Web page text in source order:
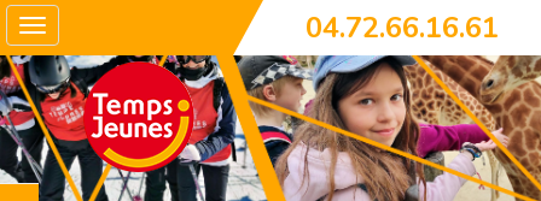
Toggle
navigation
04.72.66.16.61